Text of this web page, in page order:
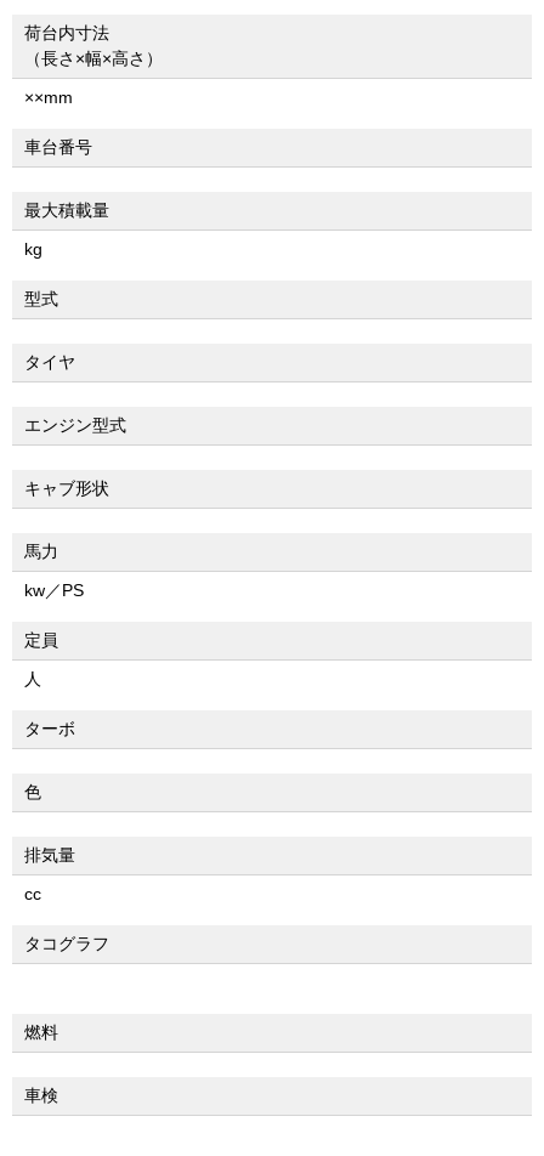
荷台内寸法
（長さ×幅×高さ）
××mm
車台番号
最大積載量
kg
型式
タイヤ
エンジン型式
キャブ形状
馬力
kw／PS
定員
人
ターボ
色
排気量
cc
タコグラフ
燃料
車検